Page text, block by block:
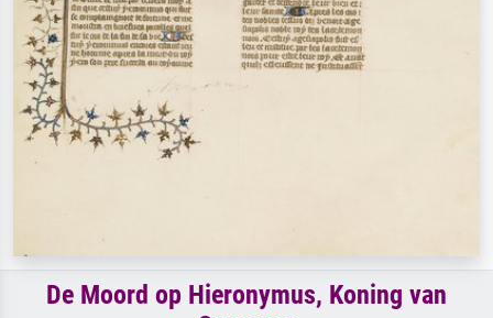
De Moord op Hieronymus, Koning van